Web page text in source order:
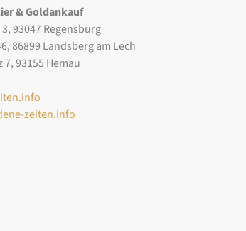
& Goldankauf
93047 Regensburg
86899 Landsberg am Lech
93155 Hemau
zeiten.info